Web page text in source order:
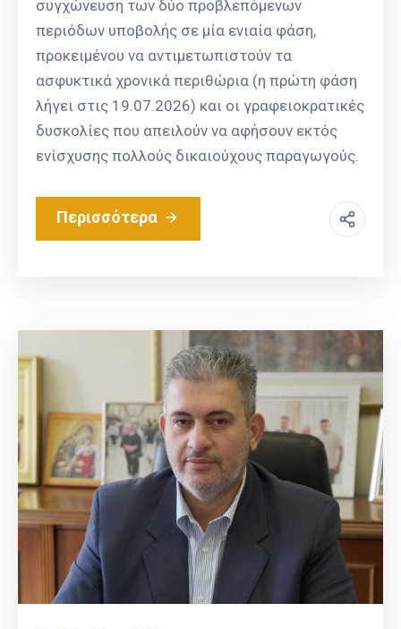
συγχώνευση των δύο προβλεπόμενων
περιόδων υποβολής σε μία ενιαία φάση,
προκειμένου να αντιμετωπιστούν τα
ασφυκτικά χρονικά περιθώρια (η πρώτη φάση
λήγει στις 19.07.2026) και οι γραφειοκρατικές
δυσκολίες που απειλούν να αφήσουν εκτός
ενίσχυσης πολλούς δικαιούχους παραγωγούς.
Περισσότερα